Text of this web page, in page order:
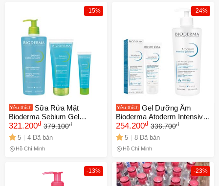
-15%
Yêu thích
Sữa Rửa Mặt
Bioderma Sebium Gel
Moussant 100ml - Giải Pháp
Cho Da Dầu, Nhạy Cảm,
Ngăn Ngừa Mụn, Làm Sạch
Sâu, Không Gây Kích Ứng
321.200đ 379.100đ
5 4 Đã bán
Hồ Chí Minh
-24%
Yêu thích
Gel Dưỡng Ẩm
Bioderma Atoderm Intensive
- Kem Dưỡng Da Khô, Giảm
Ngứa Cấp Tốc, Bảo Vệ và
Nuôi Dưỡng Da 24h
254.200đ 336.700đ
5 8 Đã bán
Hồ Chí Minh
-13% -23%